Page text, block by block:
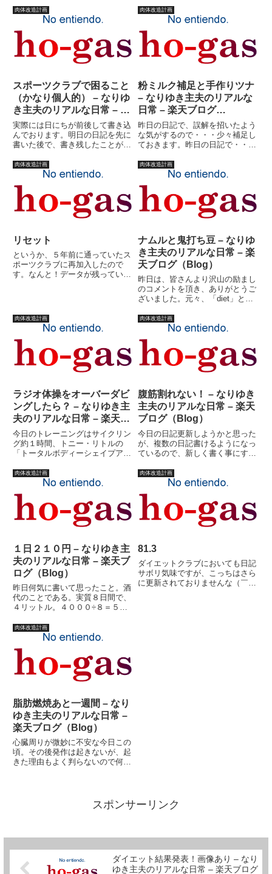
いる状態？筋トレのせいで体内の
乳酸が多くなりすぎているのかも
しれない。意味がわからん！と思
う人はこちらをクリック！そろ
そ...
かし、昨日は禁断の炭水化物を食
べてしまった。ちらし寿司であ
る。子供のイベントのためには自
分の目標も犠牲にしなくてはいけ
な...
肉体改造計画
スポーツクラブで困ること
（かなり個人的） – なりゆ
き主夫のリアルな日常 – 楽
天ブログ（Blog）
実際には日にちが前後して書き込
んでおります。明日の日記を先に
書いた後で、書き残したことがあ
とではないのだけれども、日記書
くのサボってたし、空欄を減らす
ためというか、どうでもいいこと
なのですが・・・ちょっとスポ
ー...
肉体改造計画
粉ミルク補足と手作りツナ
– なりゆき主夫のリアルな
日常 – 楽天ブログ
（Blog）
昨日の日記で、誤解を招いたよう
な気がするので・・・少々補足し
ておきます。昨日の日記で・・・
て、同じでしょ?！！と言ってい
るのだ！！暇な人は成分表調べて
みてください。調べました？ご苦
労様です。(^_^;)こんなこ...
肉体改造計画
リセット
というか、５年前に通っていたス
ポーツクラブに再加入したので
す。なんと！データが残っていま
肉体改造計画
ナムルと鬼打ち豆 – なりゆ
き主夫のリアルな日常 – 楽
天ブログ（Blog）
昨日は、皆さんより沢山の励まし
のコメントを頂き、ありがとうご
ざいました。元々、「diet」と
か、どこかで読んだような気がし
ます。何かを始めればダイエッ
ト。（ここで落とそうと思ったん
だけど、オチが思いつきませんで
し...
肉体改造計画
ラジオ体操をオーバーダビ
ングしたら？ – なりゆき主
夫のリアルな日常 – 楽天ブ
ログ（Blog）
今日のトレーニングはサイクリン
グ約１時間、トニー・リトルの
「トータルボディーシェイプアッ
さん編。体が汗でマグロのように
テカテカになったので、そこそこ
の運動量だろうか。食事制限？し
てません・・・最近、子供が九九
ヒ...
肉体改造計画
腹筋割れない！ – なりゆき
主夫のリアルな日常 – 楽天
ブログ（Blog）
今日の日記更新しようかと思った
が、複数の日記書けるようになっ
ているので、新しく書く事にす
１日３件の日記が書けるシステム
から、５件の日記が書けるように
なっていたらしい。便利である。
といっても、一日３件も書いてな
い...
肉体改造計画
１日２１０円 – なりゆき主
夫のリアルな日常 – 楽天ブ
ログ（Blog）
昨日何気に書いて思ったこと。酒
代のことである。実質８日間で、
４リットル。４０００÷８＝５０
じでしょうか。と、いうよりも、
実質８日間で、１，６８０円。１
６８０÷８＝２１０平均、２１０
円消費しているということだ。...
肉体改造計画
81.3
ダイエットクラブにおいても日記
サボリ気味ですが、こっちはさら
に更新されておりませんな（￣□
肉体改造計画
脂肪燃焼あと一週間 – なり
ゆき主夫のリアルな日常 –
楽天ブログ（Blog）
心臓周りが微妙に不安な今日この
頃。その後発作は起きないが、起
きた理由もよく判らないので何か
は毎日腹減らしているのである。
（私は減量しているが・・・）スポンサーリンク
ダイエット結果発表！画像あり – なり
ゆき主夫のリアルな日常 – 楽天ブログ